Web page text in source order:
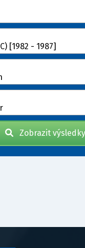
[1982 - 1987]
Zobrazit výsledky